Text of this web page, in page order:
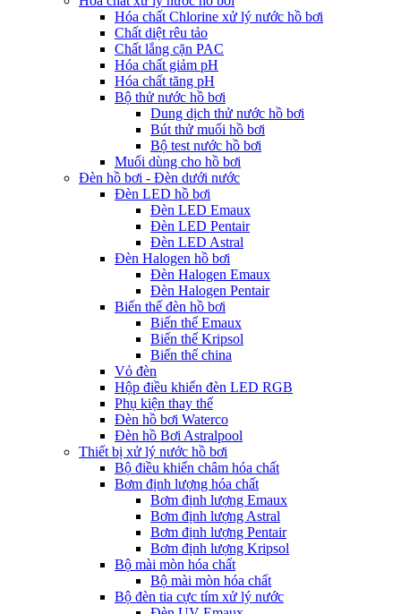
Hóa chất Chlorine xử lý nước hồ bơi
Chất diệt rêu tảo
Chất lắng cặn PAC
Hóa chất giảm pH
Hóa chất tăng pH
Bộ thử nước hồ bơi
Dung dịch thử nước hồ bơi
Bút thử muối hồ bơi
Bộ test nước hồ bơi
Muối dùng cho hồ bơi
Đèn hồ bơi - Đèn dưới nước
Đèn LED hồ bơi
Đèn LED Emaux
Đèn LED Pentair
Đèn LED Astral
Đèn Halogen hồ bơi
Đèn Halogen Emaux
Đèn Halogen Pentair
Biến thế đèn hồ bơi
Biến thế Emaux
Biến thế Kripsol
Biến thế china
Vỏ đèn
Hộp điều khiển đèn LED RGB
Phụ kiện thay thế
Đèn hồ bơi Waterco
Đèn hồ Bơi Astralpool
Thiết bị xử lý nước hồ bơi
Bộ điều khiển châm hóa chất
Bơm định lượng hóa chất
Bơm định lượng Emaux
Bơm định lượng Astral
Bơm định lượng Pentair
Bơm định lượng Kripsol
Bộ mài mòn hóa chất
Bộ mài mòn hóa chất
Bộ đèn tia cực tím xử lý nước